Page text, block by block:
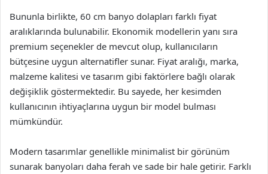
Bununla birlikte, 60 cm banyo dolapları farklı fiyat
aralıklarında bulunabilir. Ekonomik modellerin yanı sıra
premium seçenekler de mevcut olup, kullanıcıların
bütçesine uygun alternatifler sunar. Fiyat aralığı, marka,
malzeme kalitesi ve tasarım gibi faktörlere bağlı olarak
değişiklik göstermektedir. Bu sayede, her kesimden
kullanıcının ihtiyaçlarına uygun bir model bulması
mümkündür.
Modern tasarımlar genellikle minimalist bir görünüm
sunarak banyoları daha ferah ve sade bir hale getirir. Farklı